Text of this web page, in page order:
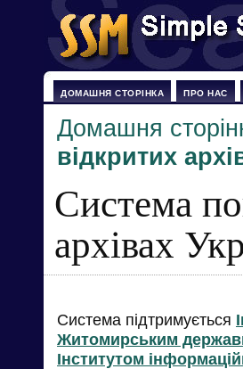
ДОМАШНЯ СТОРІНКА ПРО НАС
Домашня
відкритих
Система
архівах
Система підтримується
Житомирським
Інститутом